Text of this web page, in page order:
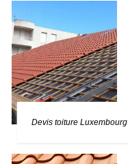
Devis toiture Luxembourg